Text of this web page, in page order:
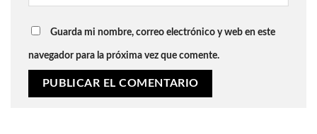
Guarda mi nombre, correo electrónico y web en este
navegador para la próxima vez que comente.